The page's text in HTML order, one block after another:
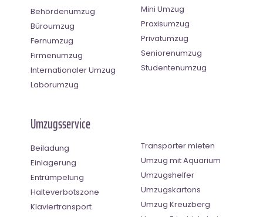
Behördenumzug
Büroumzug
Fernumzug
Firmenumzug
Internationaler Umzug
Laborumzug
Mini Umzug
Praxisumzug
Privatumzug
Seniorenumzug
Studentenumzug
Umzugsservice
Beiladung
Einlagerung
Entrümpelung
Halteverbotszone
Klaviertransport
Transporter mieten
Umzug mit Aquarium
Umzugshelfer
Umzugskartons
Umzug Kreuzberg